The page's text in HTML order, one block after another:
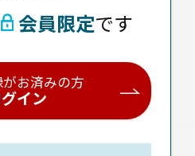
会員限定です
お済みの方
イン